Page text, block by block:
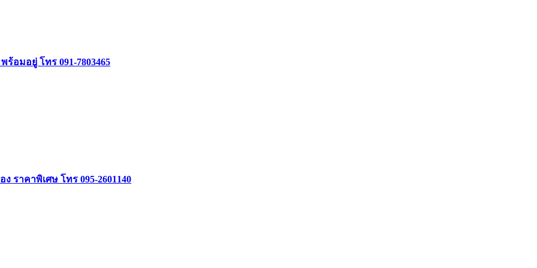
อมอยู่ โทร 091-7803465
ราคาพิเศษ โทร 095-2601140